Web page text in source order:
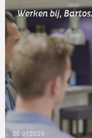
Werken bij,
20.07.2020